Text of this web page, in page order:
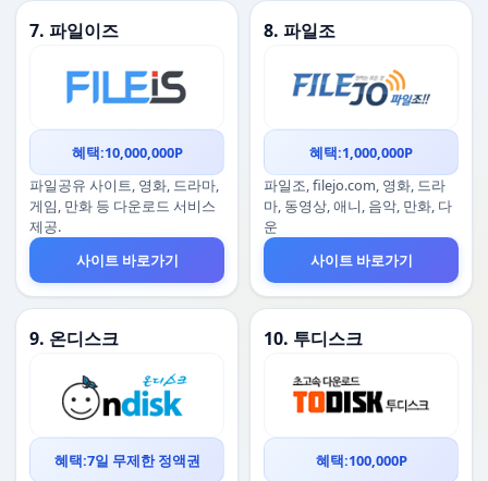
7. 파일이즈
혜택:10,000,000P
파일공유 사이트, 영화, 드라마,
게임, 만화 등 다운로드 서비스
제공.
사이트 바로가기
8. 파일조
혜택:1,000,000P
파일조, filejo.com, 영화, 드라
마, 동영상, 애니, 음악, 만화, 다
운
사이트 바로가기
9. 온디스크
혜택:7일 무제한 정액권
10. 투디스크
혜택:100,000P